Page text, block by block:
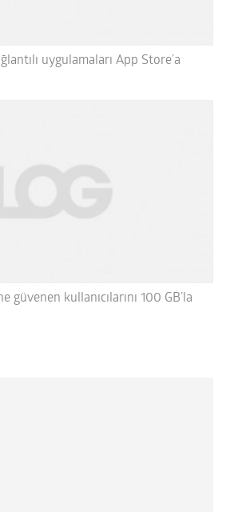
uygulamaları App Store’a
güvenen kullanıcılarını 100 GB’la